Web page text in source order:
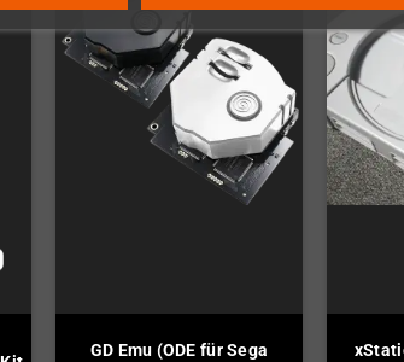
GD Emu (ODE für Sega